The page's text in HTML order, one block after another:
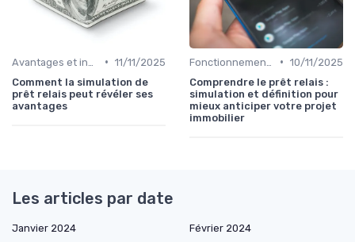
• 11/11/2025
Comment la simulation de
prêt relais peut révéler ses
avantages
• 10/11/2025
Comprendre le prêt relais :
simulation et définition pour
mieux anticiper votre projet
immobilier
Les articles par date
Janvier 2024
Février 2024